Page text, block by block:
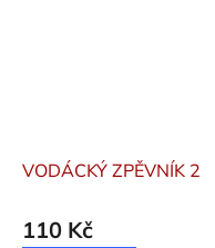
VODÁCKÝ ZPĚVNÍK 2
110 Kč